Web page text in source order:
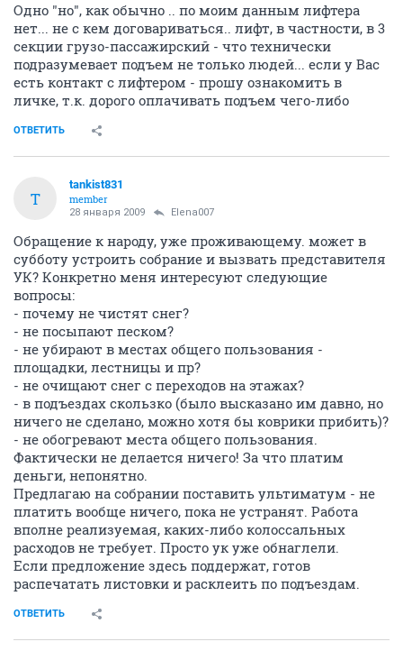
Одно "но", как обычно .. по моим данным лифтера
нет... не с кем договариваться.. лифт, в частности, в 3
секции грузо-пассажирский - что технически
подразумевает подъем не только людей... если у Вас
есть контакт с лифтером - прошу ознакомить в
личке, т.к. дорого оплачивать подъем чего-либо
ОТВЕТИТЬ
T
tankist831
member
28 января 2009 Elena007
Обращение к народу, уже проживающему. может в
субботу устроить собрание и вызвать представителя
УК? Конкретно меня интересуют следующие
вопросы:
- почему не чистят снег?
- не посыпают песком?
- не убирают в местах общего пользования -
площадки, лестницы и пр?
- не очищают снег с переходов на этажах?
- в подъездах скользко (было высказано им давно, но
ничего не сделано, можно хотя бы коврики прибить)?
- не обогревают места общего пользования.
Фактически не делается ничего! За что платим
деньги, непонятно.
Предлагаю на собрании поставить ультиматум - не
платить вообще ничего, пока не устранят. Работа
вполне реализуемая, каких-либо колоссальных
расходов не требует. Просто ук уже обнаглели.
Если предложение здесь поддержат, готов
распечатать листовки и расклеить по подъездам.
ОТВЕТИТЬ